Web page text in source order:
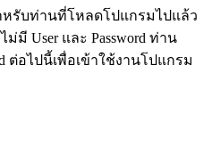
รับท่านที่โหลดโปแกรมไปแล้ว
มี User และ Password ท่าน
ต่อไปนี้เพื่อเข้าใช้งานโปแกรม